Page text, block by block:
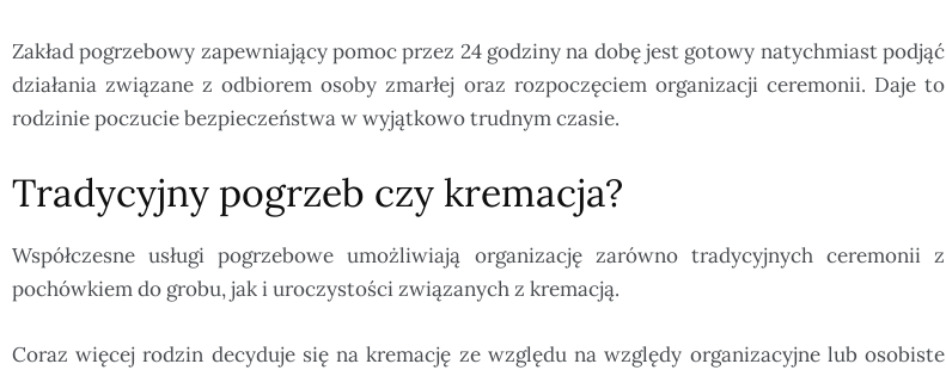
Zakład pogrzebowy zapewniający pomoc przez 24 godziny na dobę jest gotowy natychmiast podjąć
działania związane z odbiorem osoby zmarłej oraz rozpoczęciem organizacji ceremonii. Daje to
rodzinie poczucie bezpieczeństwa w wyjątkowo trudnym czasie.
Tradycyjny pogrzeb czy kremacja?
Współczesne usługi pogrzebowe umożliwiają organizację zarówno tradycyjnych ceremonii z
pochówkiem do grobu, jak i uroczystości związanych z kremacją.
Coraz więcej rodzin decyduje się na kremację ze względu na względy organizacyjne lub osobiste